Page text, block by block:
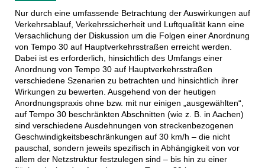
Nur durch eine umfassende Betrachtung der Auswirkungen auf
Verkehrsablauf, Verkehrssicherheit und Luftqualität kann eine
Versachlichung der Diskussion um die Folgen einer Anordnung
von Tempo 30 auf Hauptverkehrsstraßen erreicht werden.
Dabei ist es erforderlich, hinsichtlich des Umfangs einer
Anordnung von Tempo 30 auf Hauptverkehrsstraßen
verschiedene Szenarien zu betrachten und hinsichtlich ihrer
Wirkungen zu bewerten. Ausgehend von der heutigen
Anordnungspraxis ohne bzw. mit nur einigen „ausgewählten“,
auf Tempo 30 beschränkten Abschnitten (wie z. B. in Aachen)
sind verschiedene Ausdehnungen von streckenbezogenen
Geschwindigkeitsbeschränkungen auf 30 km/h – die nicht
pauschal, sondern jeweils spezifisch in Abhängigkeit von vor
allem der Netzstruktur festzulegen sind – bis hin zu einer